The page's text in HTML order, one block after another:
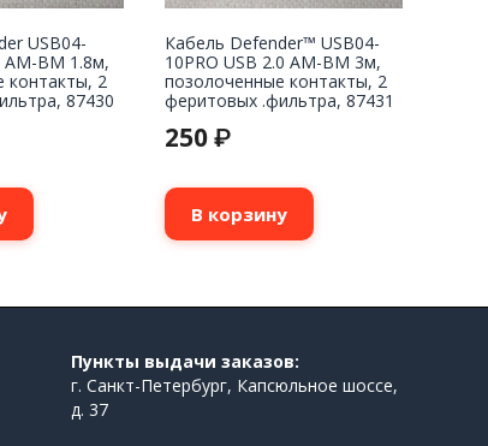
USB04-
AM-BM 1.8м,
контакты, 2
87430
Кабель Defender™ USB04-
10PRO USB 2.0 AM-BM 3м,
позолоченные контакты, 2
феритовых .фильтра, 87431
250 ₽
В корзину
Пункты выдачи заказов:
г. Санкт-Петербург, Капсюльное шоссе,
д. 37